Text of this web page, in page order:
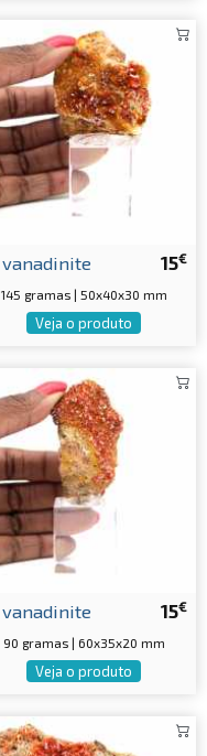
15€
vanadinite
145 gramas | 50x40x30 mm
Veja o produto
15€
vanadinite
90 gramas | 60x35x20 mm
Veja o produto